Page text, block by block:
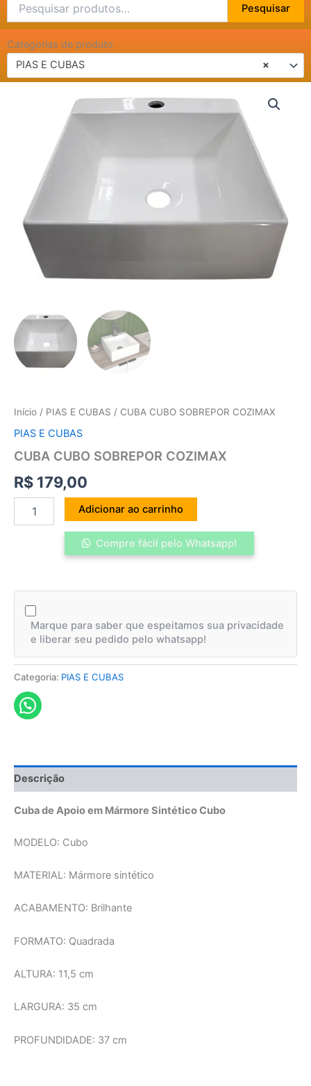
por:
Pesquisar
Categorias de produto
×
PIAS E CUBAS
Início / PIAS E CUBAS / CUBA CUBO SOBREPOR COZIMAX
PIAS E CUBAS
CUBA CUBO SOBREPOR COZIMAX
R$ 179,00
quantidade
Adicionar ao carrinho
Compre fácil pelo Whatsapp!
Marque para saber que espeitamos sua privacidade
e liberar seu pedido pelo whatsapp!
Categoria: PIAS E CUBAS
Descrição
Cuba de Apoio em Mármore Sintético Cubo
MODELO: Cubo
MATERIAL: Mármore sintético
ACABAMENTO: Brilhante
FORMATO: Quadrada
ALTURA: 11,5 cm
LARGURA: 35 cm
PROFUNDIDADE: 37 cm